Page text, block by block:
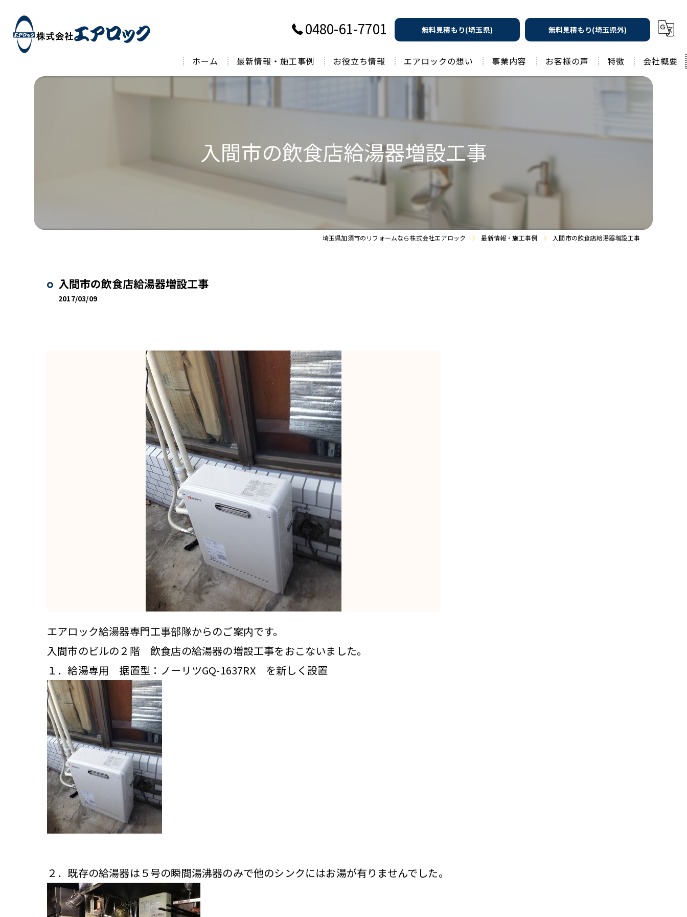
0480-61-7701 無料見積もり(埼玉県) 無料見積もり(埼玉県外)
ホーム 最新情報・施工事例 お役立ち情報 エアロックの想い 事業内容 お客様の声 特徴
工務店
水回り
会社概要
入間市の飲食店給湯器増設工事
埼玉県加須市のリフォームなら株式会社エアロック 最新情報・施工事例 入間市の飲食店給湯器増設工事
入間市の飲食店給湯器増設工事
2017/03/09
エアロック給湯器専門工事部隊からのご案内です。
入間市のビルの２階 飲食店の給湯器の増設工事をおこないました。
１．給湯専用 据置型：ノーリツGQ-1637RX を新しく設置
２．既存の給湯器は５号の瞬間湯沸器のみで他のシンクにはお湯が有りませんでした。